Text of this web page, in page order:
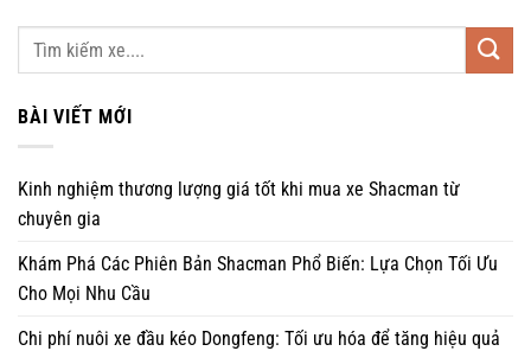
BÀI VIẾT MỚI
Kinh nghiệm thương lượng giá tốt khi mua xe Shacman từ
chuyên gia
Khám Phá Các Phiên Bản Shacman Phổ Biến: Lựa Chọn Tối Ưu
Cho Mọi Nhu Cầu
Chi phí nuôi xe đầu kéo Dongfeng: Tối ưu hóa để tăng hiệu quả